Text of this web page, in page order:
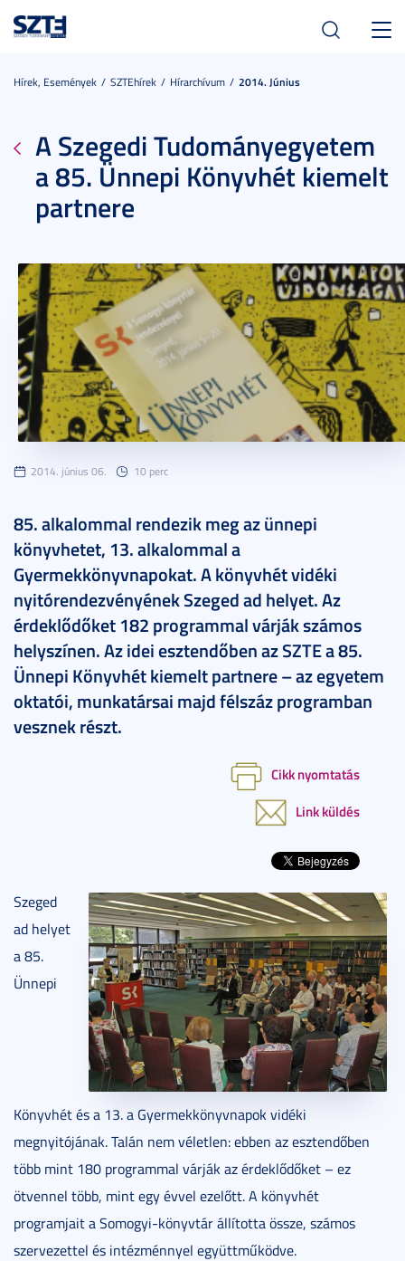
Hírek, Események SZTEhírek Hírarchívum 2014. Június
A Szegedi Tudományegyetem
a 85. Ünnepi Könyvhét kiemelt
partnere
2014. június 06. 10 perc
85. alkalommal rendezik meg az ünnepi
könyvhetet, 13. alkalommal a
Gyermekkönyvnapokat. A könyvhét vidéki
nyitórendezvényének Szeged ad helyet. Az
érdeklődőket 182 programmal várják számos
helyszínen. Az idei esztendőben az SZTE a 85.
Ünnepi Könyvhét kiemelt partnere – az egyetem
oktatói, munkatársai majd félszáz programban
vesznek részt.
Cikk nyomtatás
Link küldés
Szeged
ad helyet
a 85.
Ünnepi
Könyvhét és a 13. a Gyermekkönyvnapok vidéki
megnyitójának. Talán nem véletlen: ebben az esztendőben
több mint 180 programmal várják az érdeklődőket – ez
ötvennel több, mint egy évvel ezelőtt. A könyvhét
programjait a Somogyi-könyvtár állította össze, számos
szervezettel és intézménnyel együttműködve.